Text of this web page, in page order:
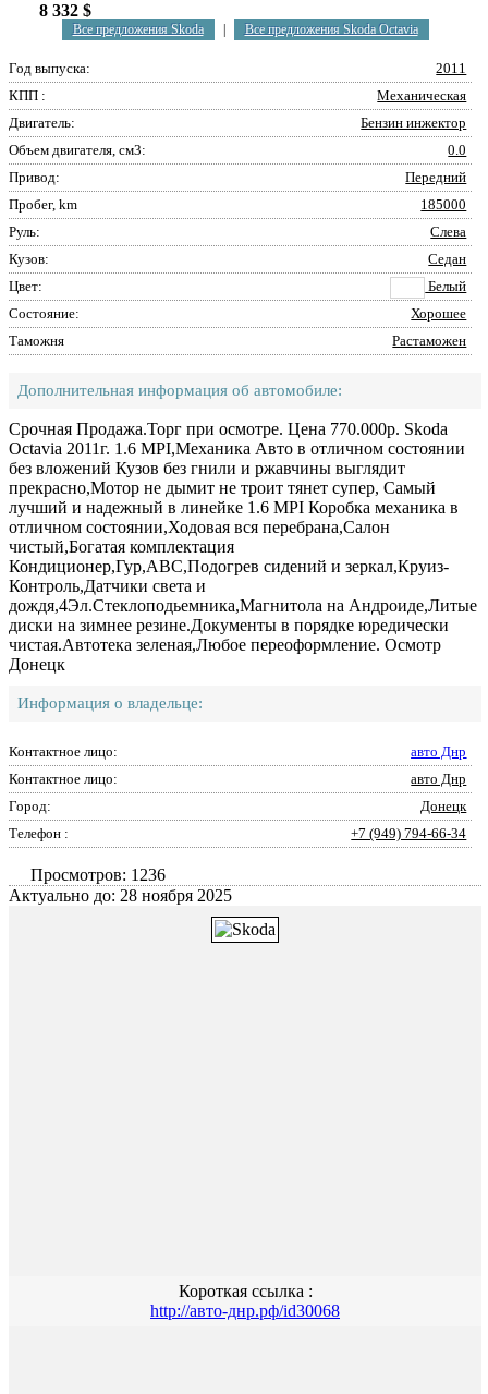
8 332 $
Все предложения Skoda Все предложения Skoda Octavia
Год выпуска:
2011
КПП :
Механическая
Двигатель:
Бензин инжектор
Объем двигателя, см3:
0.0
Привод:
Передний
Пробег, km
185000
Руль:
Слева
Кузов:
Седан
Цвет:
Белый
Состояние:
Хорошее
Таможня
Растаможен
Дополнительная информация об автомобиле:
Срочная Продажа.Торг при осмотре. Цена 770.000р. Skoda
Octavia 2011г. 1.6 MPI,Механика Авто в отличном состоянии
без вложений Кузов без гнили и ржавчины выглядит
прекрасно,Мотор не дымит не троит тянет супер, Самый
лучший и надежный в линейке 1.6 MPI Коробка механика в
отличном состоянии,Ходовая вся перебрана,Салон
чистый,Богатая комплектация
Кондиционер,Гур,АВС,Подогрев сидений и зеркал,Круиз-
Контроль,Датчики света и
дождя,4Эл.Стеклоподьемника,Магнитола на Андроиде,Литые
диски на зимнее резине.Документы в порядке юредически
чистая.Автотека зеленая,Любое переоформление. Осмотр
Донецк
Информация о владельце:
Контактное лицо:
авто Днр
Контактное лицо:
авто Днр
Город:
Донецк
Телефон :
+7 (949) 794-66-34
Просмотров: 1236
Актуально до: 28 ноября 2025
Короткая ссылка :
http://авто-днр.рф/id30068